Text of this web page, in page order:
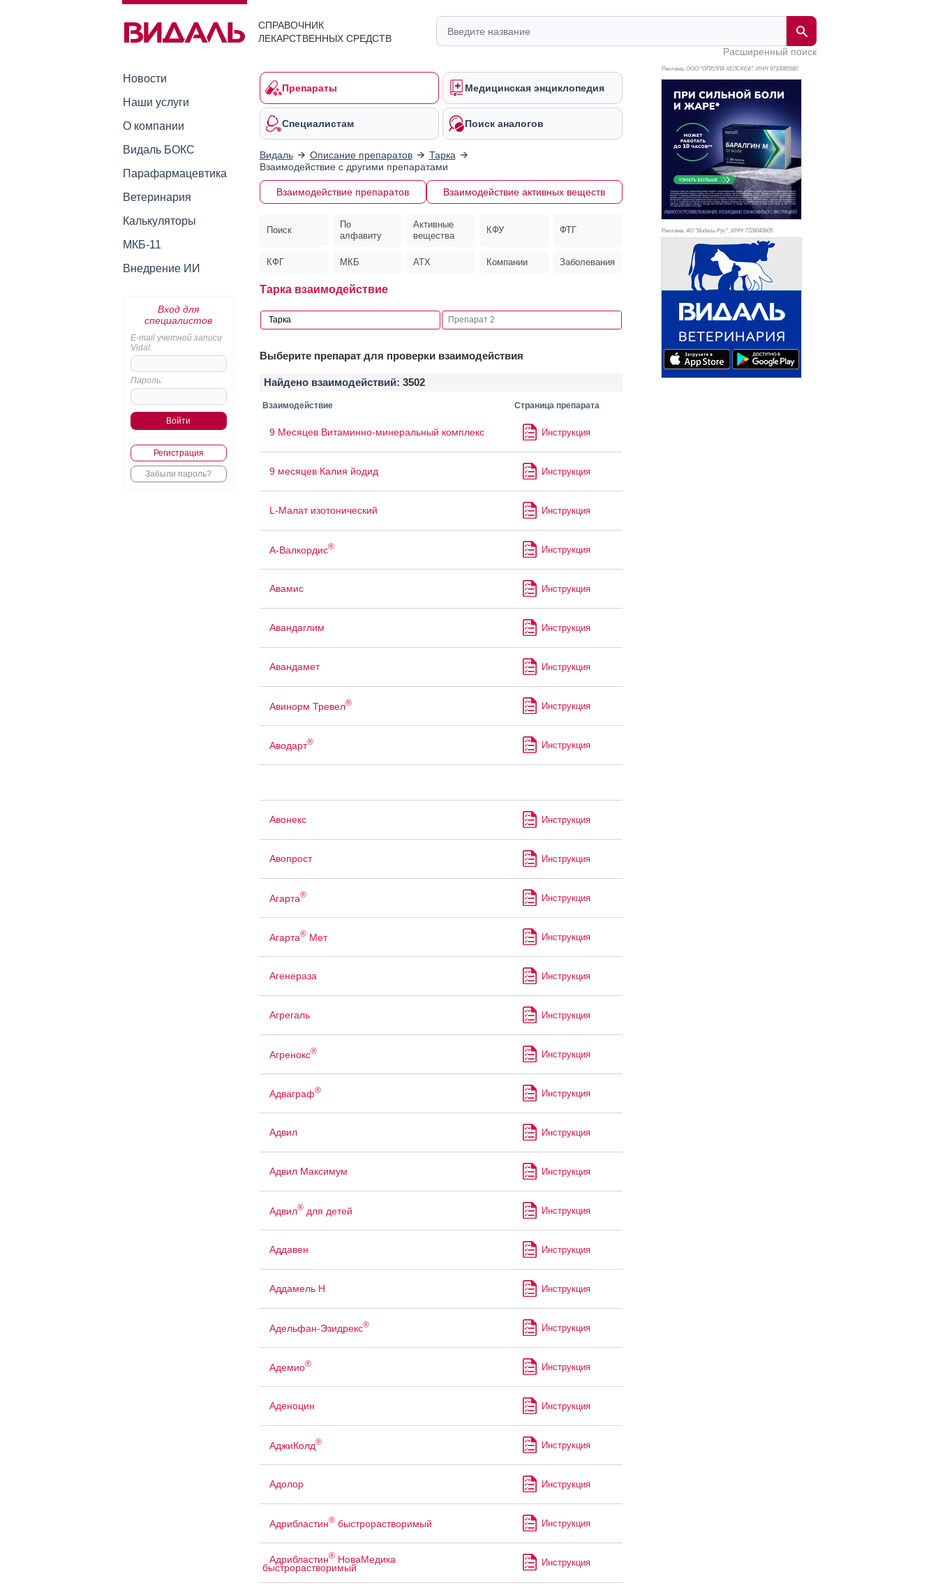
СПРАВОЧНИК
ЛЕКАРСТВЕННЫХ СРЕДСТВ
Расширенный поиск
Новости
Наши услуги
О компании
Видаль БОКС
Парафармацевтика
Ветеринария
Калькуляторы
МКБ-11
Внедрение ИИ
Вход для
специалистов
E-mail учетной записи
Vidal:
Пароль:
Регистрация
Забыли пароль?
Препараты Медицинская энциклопедия
Специалистам Поиск аналогов
Видаль Описание препаратов
Тарка
Взаимодействие с другими препаратами
Взаимодействие препаратов Взаимодействие активных веществ
Поиск
По
алфавиту
Активные
вещества
КФУ ФТГ
КФГ МКБ АТХ Компании Заболевания
Тарка взаимодействие
Выберите препарат для проверки взаимодействия
Найдено взаимодействий: 3502
Взаимодействие Страница препарата
9 Месяцев Витаминно-минеральный комплекс Инструкция
9 месяцев Калия йодид Инструкция
L-Малат изотонический Инструкция
А-Валкордис® Инструкция
Авамис Инструкция
Авандаглим Инструкция
Авандамет Инструкция
Авинорм Тревел® Инструкция
Аводарт® Инструкция
Авонекс Инструкция
Авопрост Инструкция
Агарта® Инструкция
Агарта®Мет Инструкция
Агенераза Инструкция
Агрегаль Инструкция
Агренокс® Инструкция
Адваграф® Инструкция
Адвил Инструкция
Адвил Максимум Инструкция
Адвил®для детей Инструкция
Аддавен Инструкция
Аддамель Н Инструкция
Адельфан-Эзидрекс® Инструкция
Адемио® Инструкция
Аденоцин Инструкция
АджиКолд® Инструкция
Адолор Инструкция
Адрибластин®быстрорастворимый Инструкция
Адрибластин®НоваМедика
быстрорастворимый Инструкция
Реклама. ООО "ОПЕЛЛА ХЕЛСКЕА", ИНН 9710085580
Реклама. АО "Видаль Рус", ИНН 7728043605